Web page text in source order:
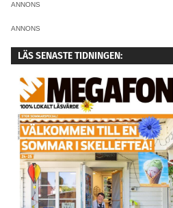
ANNONS
ANNONS
LÄS SENASTE TIDNINGEN: